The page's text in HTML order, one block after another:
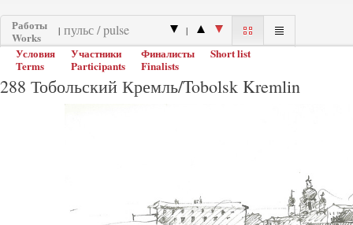
Работы
Works
| |
Условия
Terms
Участники
Participants
Финалисты
Finalists
Short list
288 Тобольский Кремль/Tobolsk Kremlin